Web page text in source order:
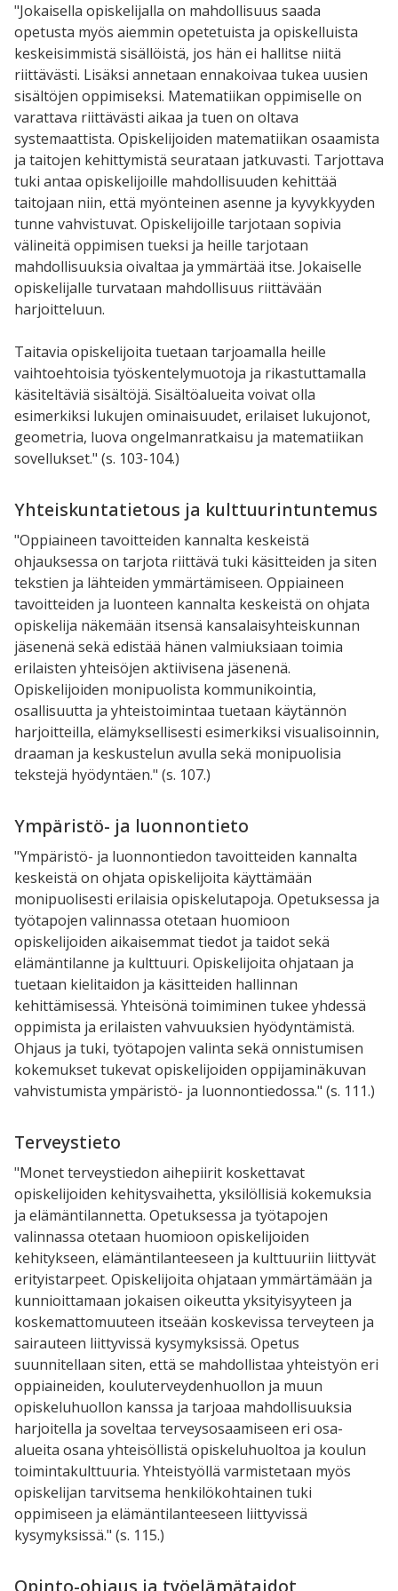
"Jokaisella opiskelijalla on mahdollisuus saada
opetusta myös aiemmin opetetuista ja opiskelluista
keskeisimmistä sisällöistä, jos hän ei hallitse niitä
riittävästi. Lisäksi annetaan ennakoivaa tukea uusien
sisältöjen oppimiseksi. Matematiikan oppimiselle on
varattava riittävästi aikaa ja tuen on oltava
systemaattista. Opiskelijoiden matematiikan osaamista
ja taitojen kehittymistä seurataan jatkuvasti. Tarjottava
tuki antaa opiskelijoille mahdollisuuden kehittää
taitojaan niin, että myönteinen asenne ja kyvykkyyden
tunne vahvistuvat. Opiskelijoille tarjotaan sopivia
välineitä oppimisen tueksi ja heille tarjotaan
mahdollisuuksia oivaltaa ja ymmärtää itse. Jokaiselle
opiskelijalle turvataan mahdollisuus riittävään
harjoitteluun.
Taitavia opiskelijoita tuetaan tarjoamalla heille
vaihtoehtoisia työskentelymuotoja ja rikastuttamalla
käsiteltäviä sisältöjä. Sisältöalueita voivat olla
esimerkiksi lukujen ominaisuudet, erilaiset lukujonot,
geometria, luova ongelmanratkaisu ja matematiikan
sovellukset." (s. 103-104.)
Yhteiskuntatietous ja kulttuurintuntemus
"Oppiaineen tavoitteiden kannalta keskeistä
ohjauksessa on tarjota riittävä tuki käsitteiden ja siten
tekstien ja lähteiden ymmärtämiseen. Oppiaineen
tavoitteiden ja luonteen kannalta keskeistä on ohjata
opiskelija näkemään itsensä kansalaisyhteiskunnan
jäsenenä sekä edistää hänen valmiuksiaan toimia
erilaisten yhteisöjen aktiivisena jäsenenä.
Opiskelijoiden monipuolista kommunikointia,
osallisuutta ja yhteistoimintaa tuetaan käytännön
harjoitteilla, elämyksellisesti esimerkiksi visualisoinnin,
draaman ja keskustelun avulla sekä monipuolisia
tekstejä hyödyntäen." (s. 107.)
Ympäristö- ja luonnontieto
"Ympäristö- ja luonnontiedon tavoitteiden kannalta
keskeistä on ohjata opiskelijoita käyttämään
monipuolisesti erilaisia opiskelutapoja. Opetuksessa ja
työtapojen valinnassa otetaan huomioon
opiskelijoiden aikaisemmat tiedot ja taidot sekä
elämäntilanne ja kulttuuri. Opiskelijoita ohjataan ja
tuetaan kielitaidon ja käsitteiden hallinnan
kehittämisessä. Yhteisönä toimiminen tukee yhdessä
oppimista ja erilaisten vahvuuksien hyödyntämistä.
Ohjaus ja tuki, työtapojen valinta sekä onnistumisen
kokemukset tukevat opiskelijoiden oppijaminäkuvan
vahvistumista ympäristö- ja luonnontiedossa." (s. 111.)
Terveystieto
"Monet terveystiedon aihepiirit koskettavat
opiskelijoiden kehitysvaihetta, yksilöllisiä kokemuksia
ja elämäntilannetta. Opetuksessa ja työtapojen
valinnassa otetaan huomioon opiskelijoiden
kehitykseen, elämäntilanteeseen ja kulttuuriin liittyvät
erityistarpeet. Opiskelijoita ohjataan ymmärtämään ja
kunnioittamaan jokaisen oikeutta yksityisyyteen ja
koskemattomuuteen itseään koskevissa terveyteen ja
sairauteen liittyvissä kysymyksissä. Opetus
suunnitellaan siten, että se mahdollistaa yhteistyön eri
oppiaineiden, kouluterveydenhuollon ja muun
opiskeluhuollon kanssa ja tarjoaa mahdollisuuksia
harjoitella ja soveltaa terveysosaamiseen eri osa-
alueita osana yhteisöllistä opiskeluhuoltoa ja koulun
toimintakulttuuria. Yhteistyöllä varmistetaan myös
opiskelijan tarvitsema henkilökohtainen tuki
oppimiseen ja elämäntilanteeseen liittyvissä
kysymyksissä." (s. 115.)